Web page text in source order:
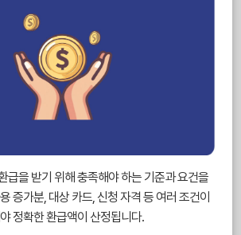
급을 받기 위해 충족해야 하는 기준과 요건을
증가분, 대상 카드, 신청 자격 등 여러 조건이
정확한 환급액이 산정됩니다.